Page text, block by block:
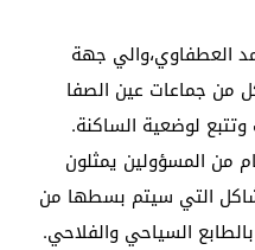
العطفاوي،والي جهة
من جماعات عين الصفا
لوضعية الساكنة.
من المسؤولين يمثلون
التي سيتم بسطها من
السياحي والفلاحي.